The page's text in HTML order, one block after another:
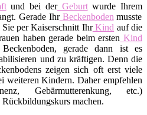
und bei derGeburtwurde Ihrem
Gerade IhrBeckenboden musste
Sie per Kaiserschnitt IhrKind auf die
haben gerade beim ersten Kind
gerade dann ist es
und zu kräftigen. Denn die
zeigen sich oft erst viele
weiteren Kindern. Daher empfehlen
Gebärmutterenkung, etc.)
machen.